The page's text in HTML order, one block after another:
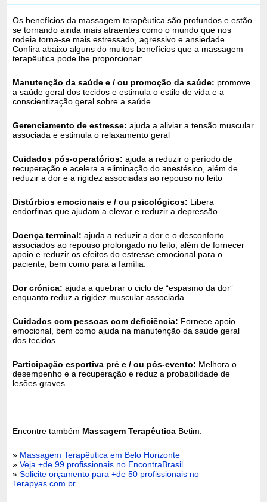
Os benefícios da massagem terapêutica são profundos e estão
se tornando ainda mais atraentes como o mundo que nos
rodeia torna-se mais estressado, agressivo e ansiedade.
Confira abaixo alguns do muitos benefícios que a massagem
terapêutica pode lhe proporcionar:
Manutenção da saúde e / ou promoção da saúde: promove
a saúde geral dos tecidos e estimula o estilo de vida e a
conscientização geral sobre a saúde
Gerenciamento de estresse: ajuda a aliviar a tensão muscular
associada e estimula o relaxamento geral
Cuidados pós-operatórios: ajuda a reduzir o período de
recuperação e acelera a eliminação do anestésico, além de
reduzir a dor e a rigidez associadas ao repouso no leito
Distúrbios emocionais e / ou psicológicos: Libera
endorfinas que ajudam a elevar e reduzir a depressão
Doença terminal: ajuda a reduzir a dor e o desconforto
associados ao repouso prolongado no leito, além de fornecer
apoio e reduzir os efeitos do estresse emocional para o
paciente, bem como para a família.
Dor crónica: ajuda a quebrar o ciclo de “espasmo da dor”
enquanto reduz a rigidez muscular associada
Cuidados com pessoas com deficiência: Fornece apoio
emocional, bem como ajuda na manutenção da saúde geral
dos tecidos.
Participação esportiva pré e / ou pós-evento: Melhora o
desempenho e a recuperação e reduz a probabilidade de
lesões graves
Encontre também Massagem Terapêutica Betim:
» Massagem Terapêutica em Belo Horizonte
»Veja +de 99 profissionais no EncontraBrasil
»Solicite orçamento para +de 50 profissionais no
Terapyas.com.br